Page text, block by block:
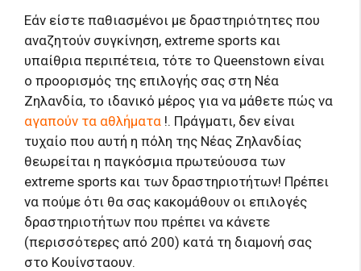
Εάν είστε παθιασμένοι με δραστηριότητες που
αναζητούν συγκίνηση, extreme sports και
υπαίθρια περιπέτεια, τότε το Queenstown είναι
ο προορισμός της επιλογής σας στη Νέα
Ζηλανδία, το ιδανικό μέρος για να μάθετε πώς να
αγαπούν τα αθλήματα !. Πράγματι, δεν είναι
τυχαίο που αυτή η πόλη της Νέας Ζηλανδίας
θεωρείται η παγκόσμια πρωτεύουσα των
extreme sports και των δραστηριοτήτων! Πρέπει
να πούμε ότι θα σας κακομάθουν οι επιλογές
δραστηριοτήτων που πρέπει να κάνετε
(περισσότερες από 200) κατά τη διαμονή σας
στο Κουίνσταουν.